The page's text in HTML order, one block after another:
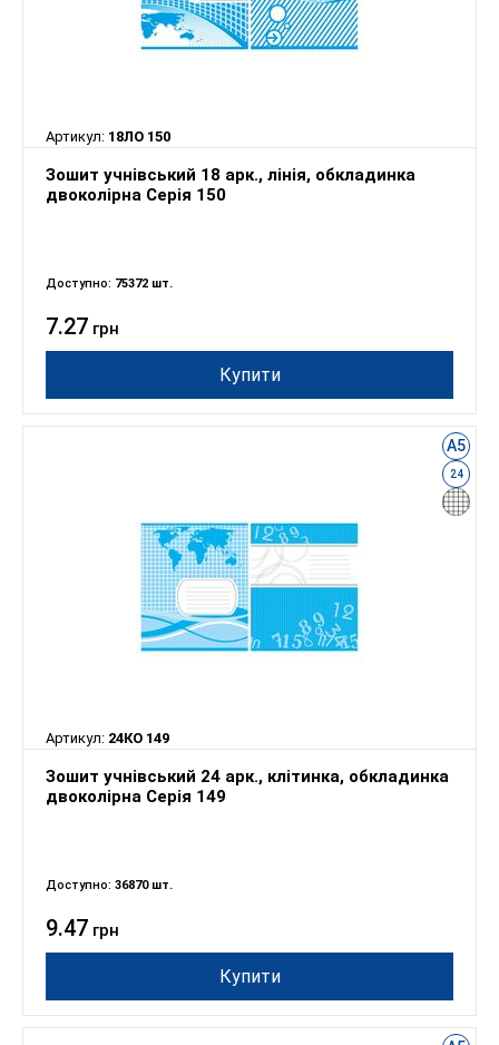
Артикул: 18ЛО 150
Зошит учнівський 18 арк., лінія, обкладинка
двоколірна Серія 150
7.27 грн
Доступно: 75372 шт.
Купити
А5
24
Артикул: 24КО 149
Зошит учнівський 24 арк., клітинка, обкладинка
двоколірна Серія 149
9.47 грн
Доступно: 36870 шт.
Купити